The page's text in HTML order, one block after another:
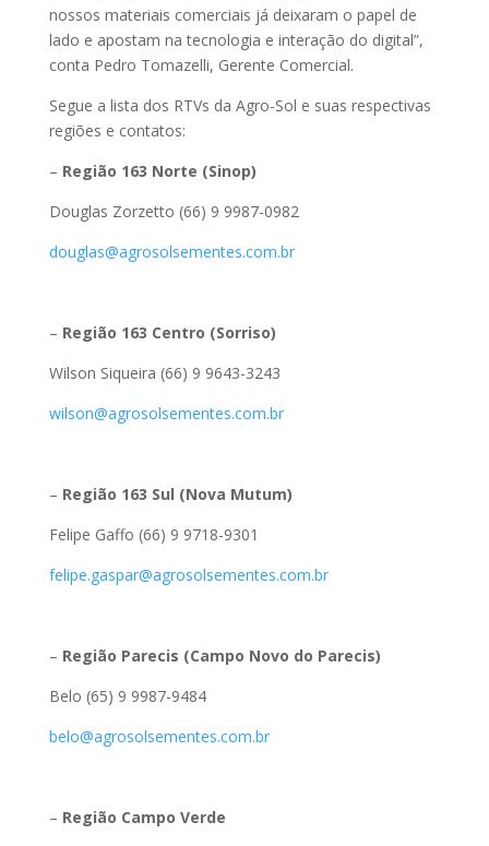
nossos materiais comerciais já deixaram o papel de
lado e apostam na tecnologia e interação do digital”,
conta Pedro Tomazelli, Gerente Comercial.
Segue a lista dos RTVs da Agro-Sol e suas respectivas
regiões e contatos:
– Região 163 Norte (Sinop)
Douglas Zorzetto (66) 9 9987-0982
douglas@agrosolsementes.com.br
– Região 163 Centro (Sorriso)
Wilson Siqueira (66) 9 9643-3243
wilson@agrosolsementes.com.br
– Região 163 Sul (Nova Mutum)
Felipe Gaffo (66) 9 9718-9301
felipe.gaspar@agrosolsementes.com.br
– Região Parecis (Campo Novo do Parecis)
Belo (65) 9 9987-9484
belo@agrosolsementes.com.br
– Região Campo Verde